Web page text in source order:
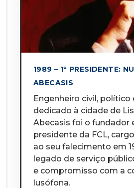
1989 – 1º PRESIDENTE:
ABECASIS
Engenheiro civil, político
dedicado à cidade de
Abecasis foi o fundador
presidente da FCL,
ao seu falecimento em
legado de serviço
e compromisso com a
lusófona.